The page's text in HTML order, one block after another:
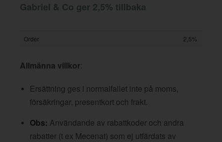
Gabriel & Co ger 2,5% tillbaka
Order 2,5%
Allmänna villkor:
Ersättning ges i normalfallet inte på moms,
försäkringar, presentkort och frakt.
Obs: Användande av rabattkoder och andra
rabatter (t ex Mecenat) som ej utfärdats av